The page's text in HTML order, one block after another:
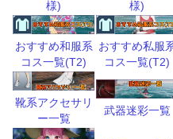
様)
様)
おすすめ和服系
コス一覧(T2)
おすすめ私服
コス一覧(T2)
靴系アクセサリ
ー一覧
武器迷彩一覧